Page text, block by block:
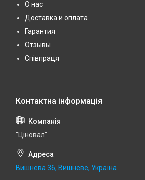
О нас
Доставка и оплата
Гарантия
Отзывы
Співпраця
"Ціновал"
Вишнева 36, Вишневе, Україна